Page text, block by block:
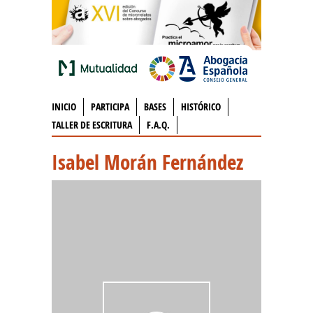
INICIO PARTICIPA BASES
HISTÓRICO
TALLER DE ESCRITURA
F.A.Q.
Isabel Morán Fernández